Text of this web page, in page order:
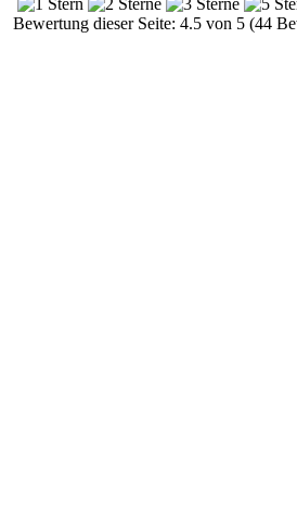
Bewertung dieser Seite: 4.5 von 5 (44